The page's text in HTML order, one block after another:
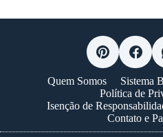
Quem Somos
Sistema
Política de
Isenção de
Contato e